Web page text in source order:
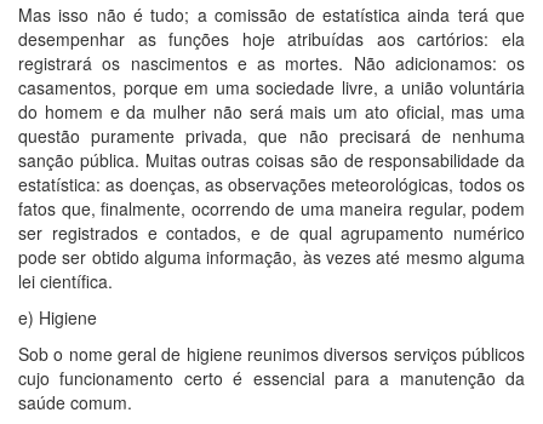
Mas isso não é tudo; a comissão de estatística ainda terá que
desempenhar as funções hoje atribuídas aos cartórios: ela
registrará os nascimentos e as mortes. Não adicionamos: os
casamentos, porque em uma sociedade livre, a união voluntária
do homem e da mulher não será mais um ato oficial, mas uma
questão puramente privada, que não precisará de nenhuma
sanção pública. Muitas outras coisas são de responsabilidade da
estatística: as doenças, as observações meteorológicas, todos os
fatos que, finalmente, ocorrendo de uma maneira regular, podem
ser registrados e contados, e de qual agrupamento numérico
pode ser obtido alguma informação, às vezes até mesmo alguma
lei científica.
e) Higiene
Sob o nome geral de higiene reunimos diversos serviços públicos
cujo funcionamento certo é essencial para a manutenção da
saúde comum.